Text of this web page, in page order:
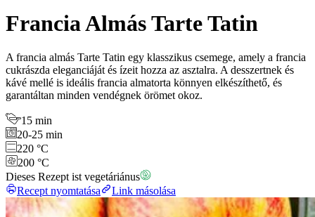
Francia Almás Tarte Tatin
A francia almás Tarte Tatin egy klasszikus csemege, amely a francia
cukrászda eleganciáját és ízeit hozza az asztalra. A desszertnek és
kávé mellé is ideális francia almatorta könnyen elkészíthető, és
garantáltan minden vendégnek örömet okoz.
15 min
20-25 min
220 °C
200 °C
Dieses Rezept ist vegetáriánus
Recept nyomtatása
Link másolása